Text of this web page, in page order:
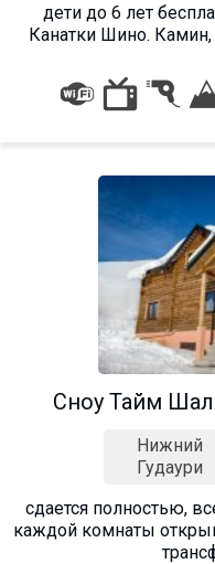
дети до 6 лет
Канатки Шино. Камин,
Сноу Тайм
Нижний
Гудаури
сдается полностью,
каждой комнаты